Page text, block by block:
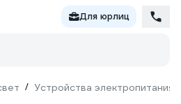
Для юрлиц
/ Устройства электропитания